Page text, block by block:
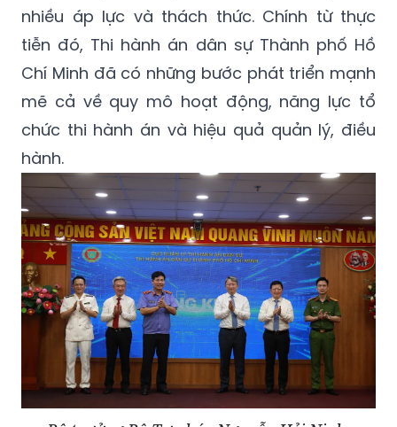
nhiều áp lực và thách thức. Chính từ thực
tiễn đó, Thi hành án dân sự Thành phố Hồ
Chí Minh đã có những bước phát triển mạnh
mẽ cả về quy mô hoạt động, năng lực tổ
chức thi hành án và hiệu quả quản lý, điều
hành.